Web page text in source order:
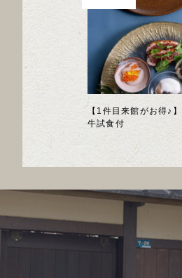
【1件目来館がお得♪
牛試食付